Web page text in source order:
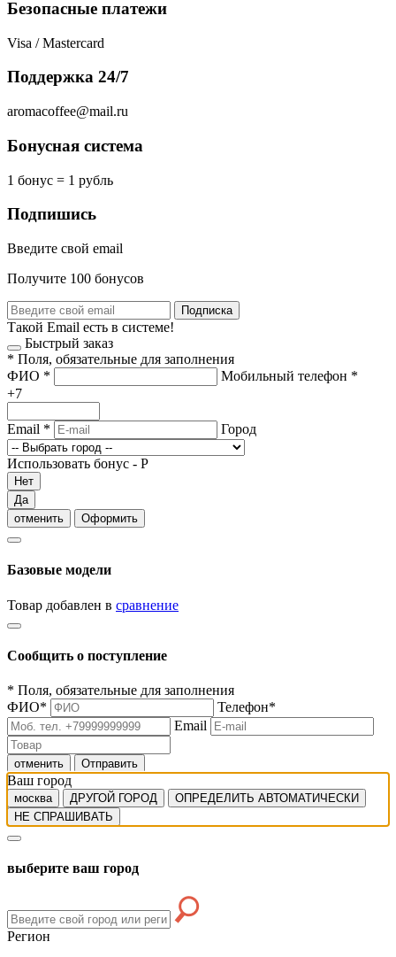
Безопасные платежи
Visa / Mastercard
Поддержка 24/7
aromacoffee@mail.ru
Бонусная система
1 бонус = 1 рубль
Подпишись
Введите свой email
Получите 100 бонусов
Подписка
Такой Email есть в системе!
Быстрый заказ
* Поля, обязательные для заполнения
ФИО * Мобильный телефон *
+7
Email * Город
Использовать бонус - Р
Нет
Да
отменить
Оформить
Базовые модели
Товар добавлен в сравнение
Сообщить о поступление
* Поля, обязательные для заполнения
ФИО* Телефон*
Email
отменить Отправить
Ваш город
москва ДРУГОЙ ГОРОД
ОПРЕДЕЛИТЬ АВТОМАТИЧЕСКИ
НЕ СПРАШИВАТЬ
выберите ваш город
Регион